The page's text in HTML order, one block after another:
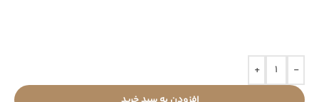
-
+